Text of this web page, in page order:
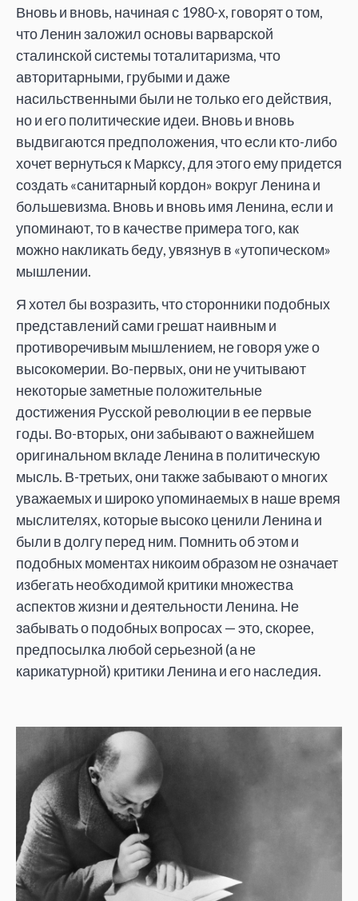
Вновь и вновь, начиная с 1980-х, говорят о том,
что Ленин заложил основы варварской
сталинской системы тоталитаризма, что
авторитарными, грубыми и даже
насильственными были не только его действия,
но и его политические идеи. Вновь и вновь
выдвигаются предположения, что если кто-либо
хочет вернуться к Марксу, для этого ему придется
создать «санитарный кордон» вокруг Ленина и
большевизма. Вновь и вновь имя Ленина, если и
упоминают, то в качестве примера того, как
можно накликать беду, увязнув в «утопическом»
мышлении.
Я хотел бы возразить, что сторонники подобных
представлений сами грешат наивным и
противоречивым мышлением, не говоря уже о
высокомерии. Во-первых, они не учитывают
некоторые заметные положительные
достижения Русской революции в ее первые
годы. Во-вторых, они забывают о важнейшем
оригинальном вкладе Ленина в политическую
мысль. В-третьих, они также забывают о многих
уважаемых и широко упоминаемых в наше время
мыслителях, которые высоко ценили Ленина и
были в долгу перед ним. Помнить об этом и
подобных моментах никоим образом не означает
избегать необходимой критики множества
аспектов жизни и деятельности Ленина. Не
забывать о подобных вопросах — это, скорее,
предпосылка любой серьезной (а не
карикатурной) критики Ленина и его наследия.